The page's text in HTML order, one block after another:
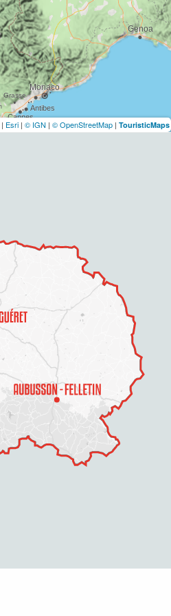
| Esri | © IGN | © OpenStreetMap | TouristicMaps